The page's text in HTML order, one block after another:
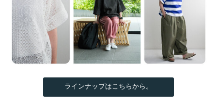
ラインナップはこちらから。